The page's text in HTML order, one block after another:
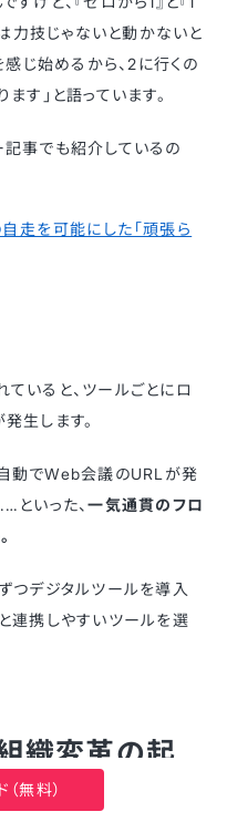
は力技じゃないと動かないと
感じ始めるから、2に行くの
す」と語っています。
事でも紹介しているの
走を可能にした「頑張ら
いると、ツールごとにロ
生します。
動でWeb会議のURLが発
といった、一気通貫のフロ
つデジタルツールを導入
連携しやすいツールを選
織変革の起
無料）